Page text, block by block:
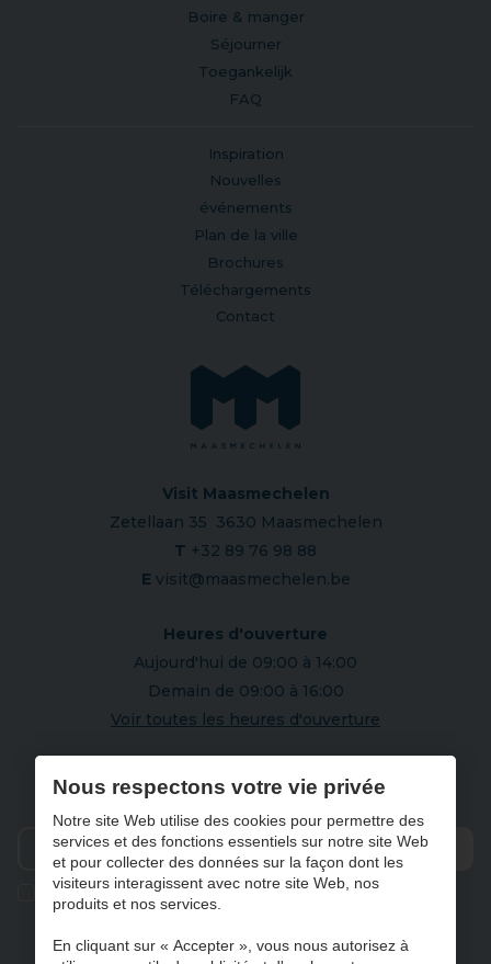
Boire & manger
Séjourner
Toegankelijk
FAQ
Inspiration
Nouvelles
événements
Plan de la ville
Brochures
Téléchargements
Contact
Visit Maasmechelen
Zetellaan 35 3630 Maasmechelen
T +32 89 76 98 88
E visit@maasmechelen.be
Heures d'ouverture
Aujourd'hui de 09:00 à 14:00
Demain de 09:00 à 16:00
Voir toutes les heures d'ouverture
S'abonner à notre newsletter
Ik geef de toestemming om mijn gegevens te bewaren en
verwerken zoals aangegeven in onze
Nous respectons votre vie privée
Notre site Web utilise des cookies pour permettre des
services et des fonctions essentiels sur notre site Web
et pour collecter des données sur la façon dont les
visiteurs interagissent avec notre site Web, nos
produits et nos services.
En cliquant sur « Accepter », vous nous autorisez à